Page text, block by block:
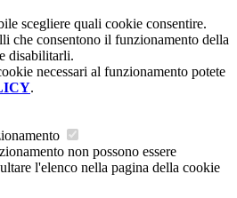
scegliere quali cookie consentire.
che consentono il funzionamento della
disabilitarli.
necessari al funzionamento potete
.
non possono essere
l'elenco nella pagina della cookie